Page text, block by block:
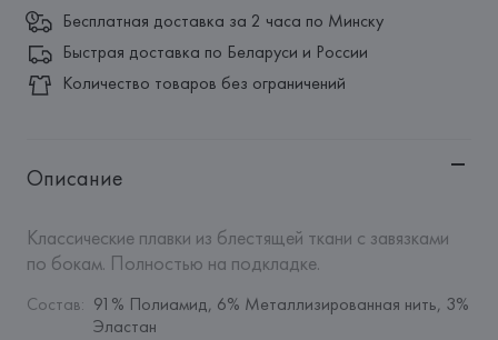
Бесплатная доставка за 2 часа по Минску
Быстрая доставка по Беларуси и России
Количество товаров без ограничений
Описание
Классические плавки из блестящей ткани с завязками
по бокам. Полностью на подкладке.
Состав: 91% Полиамид, 6% Металлизированная нить, 3%
Эластан